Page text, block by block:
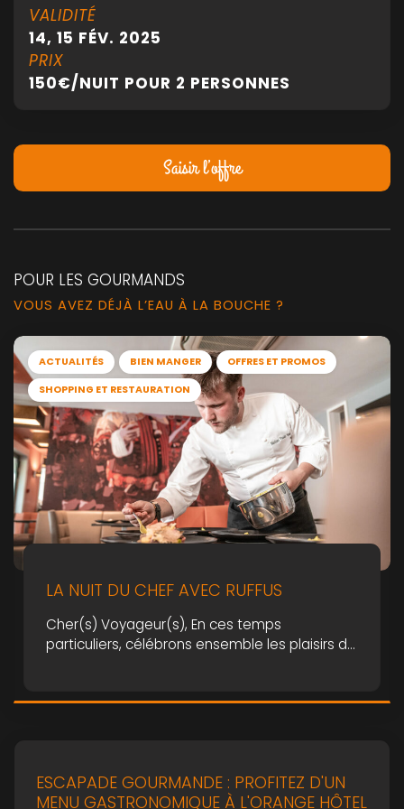
VALIDITÉ
14, 15 FÉV. 2025
PRIX
150€/NUIT POUR 2 PERSONNES
Saisir l’offre
POUR LES GOURMANDS
VOUS AVEZ DÉJÀ L’EAU À LA BOUCHE ?
ACTUALITÉS BIEN MANGER OFFRES ET PROMOS
SHOPPING ET RESTAURATION
LA NUIT DU CHEF AVEC RUFFUS
Cher(s) Voyageur(s), En ces temps
particuliers, célébrons ensemble les plaisirs de
offre demi-pension originale : « La Nuit du Chef
ESCAPADE GOURMANDE : PROFITEZ D'UN
MENU GASTRONOMIQUE À L'ORANGE HÔTEL